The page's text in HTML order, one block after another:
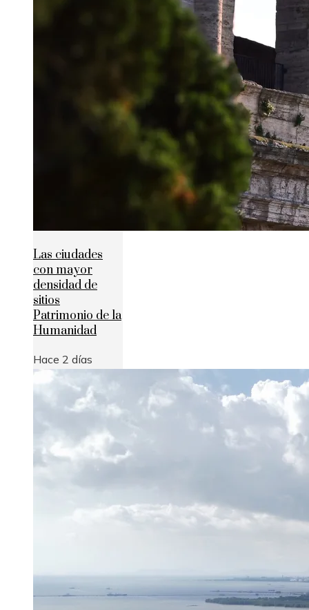
Las ciudades
con mayor
densidad de
sitios
Patrimonio de la
Humanidad
Hace 2 días